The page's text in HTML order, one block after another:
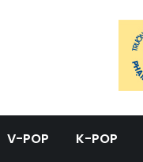
tin
V-POP K-POP